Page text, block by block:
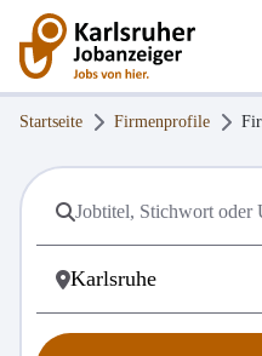
Startseite Firmenprofile